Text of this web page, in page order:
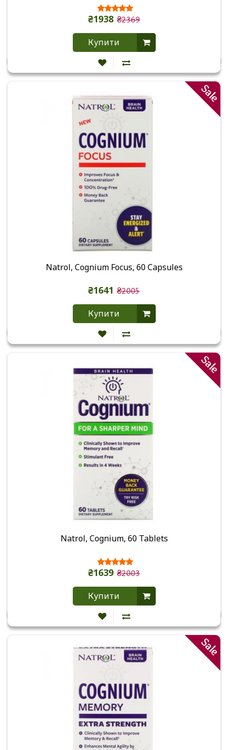
₴1938 ₴2369
Купити
Sale
Natrol, Cognium Focus, 60 Capsules
₴1641 ₴2005
Купити
Sale
Natrol, Cognium, 60 Tablets
₴1639 ₴2003
Купити
Sale